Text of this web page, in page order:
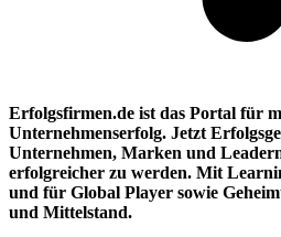
Erfolgsfirmen.de ist das Portal für
Unternehmenserfolg. Jetzt
Unternehmen, Marken und
erfolgreicher zu werden. Mit
und für Global Player sowie
und Mittelstand.